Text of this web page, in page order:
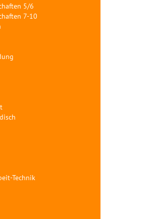
5/6
7-10
Technik